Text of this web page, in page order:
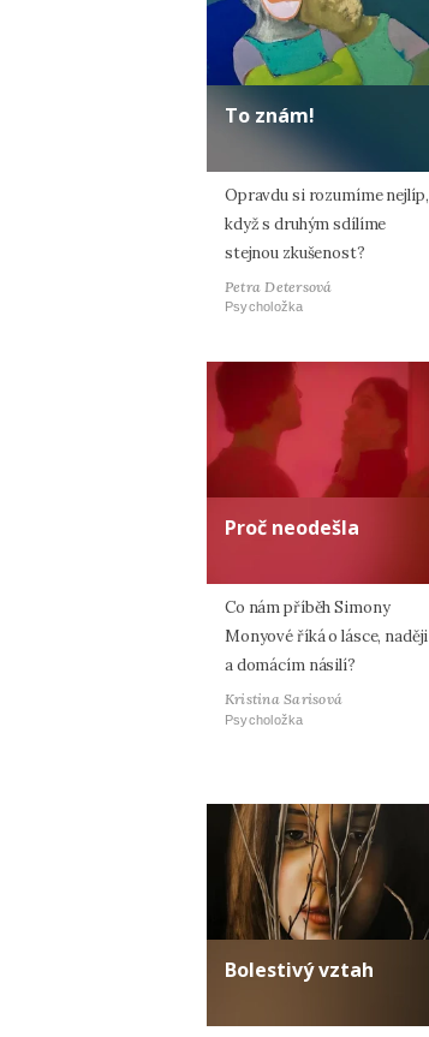
To znám!
Opravdu si rozumíme nejlíp,
když s druhým sdílíme
stejnou zkušenost?
Petra Detersová
Psycholožka
Proč neodešla
Co nám příběh Simony
Monyové říká o lásce, naději
a domácím násilí?
Kristina Sarisová
Psycholožka
Bolestivý vztah